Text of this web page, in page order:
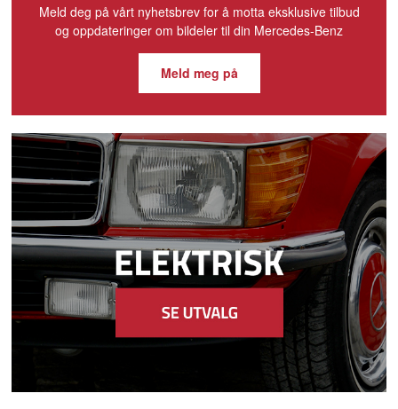
Meld deg på vårt nyhetsbrev for å motta eksklusive tilbud
og oppdateringer om bildeler til din Mercedes-Benz
Meld meg på